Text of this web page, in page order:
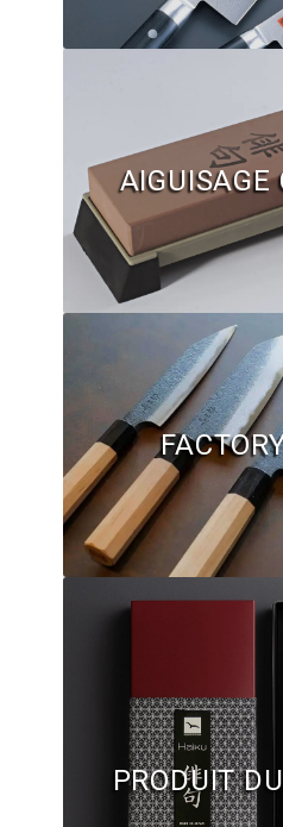
Mentions légales
Mon Compte
Partenaires
Politique de confidentialité
Politique en matière de
Questions / Réponses
Revue de presse
Téléchargements
Thank you for booking
AIGUISAGE
PRODUIT